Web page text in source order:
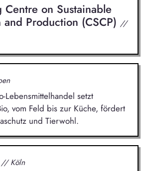
on Sustainable
Production (CSCP) //
Lebensmittelhandel setzt
vom Feld bis zur Küche, fördert
und Tierwohl.
// Köln